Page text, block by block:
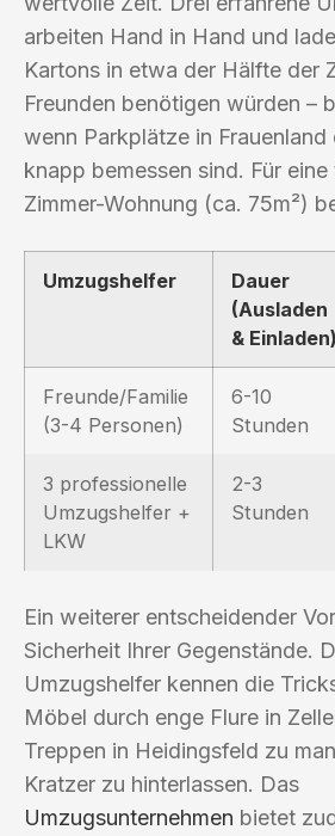
arbeiten Hand in Hand und
Kartons in etwa der Hälfte der
Freunden benötigen würden –
wenn Parkplätze in
knapp bemessen sind. Für
Zimmer-Wohnung (ca. 75m²)
Umzugshelfer
Dauer
(Ausladen
& Einladen)
Freunde/Familie
(3-4 Personen)
6-10
Stunden
3 professionelle
Umzugshelfer +
LKW
2-3
Stunden
Ein weiterer entscheidender
Sicherheit Ihrer Gegenstände.
Umzugshelfer kennen die
Möbel durch enge Flure in
Treppen in Heidingsfeld zu
Kratzer zu hinterlassen. Das
Umzugsunternehmen bietet